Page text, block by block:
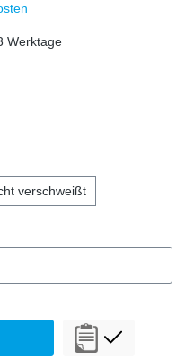
Werktage
verschweißt